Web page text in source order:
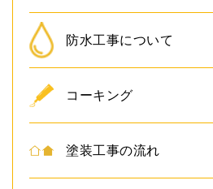
防水工事について
コーキング
塗装工事の流れ